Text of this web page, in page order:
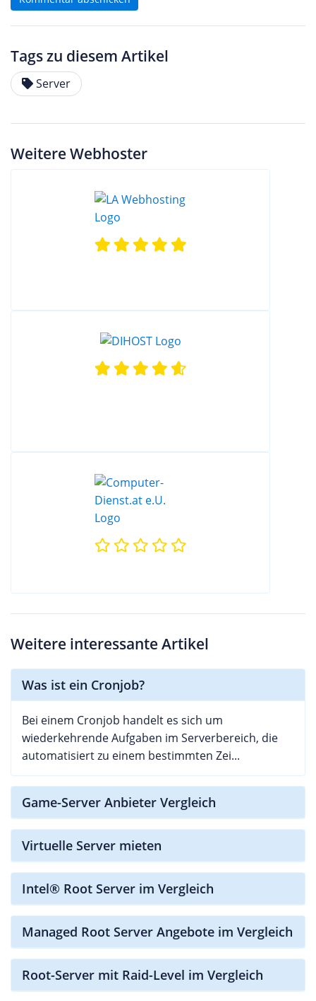
Tags zu diesem Artikel
Server
Weitere Webhoster
Weitere interessante Artikel
Was ist ein Cronjob?
Bei einem Cronjob handelt es sich um
wiederkehrende Aufgaben im Serverbereich, die
automatisiert zu einem bestimmten Zei...
Game-Server Anbieter Vergleich
Virtuelle Server mieten
Intel® Root Server im Vergleich
Managed Root Server Angebote im Vergleich
Root-Server mit Raid-Level im Vergleich